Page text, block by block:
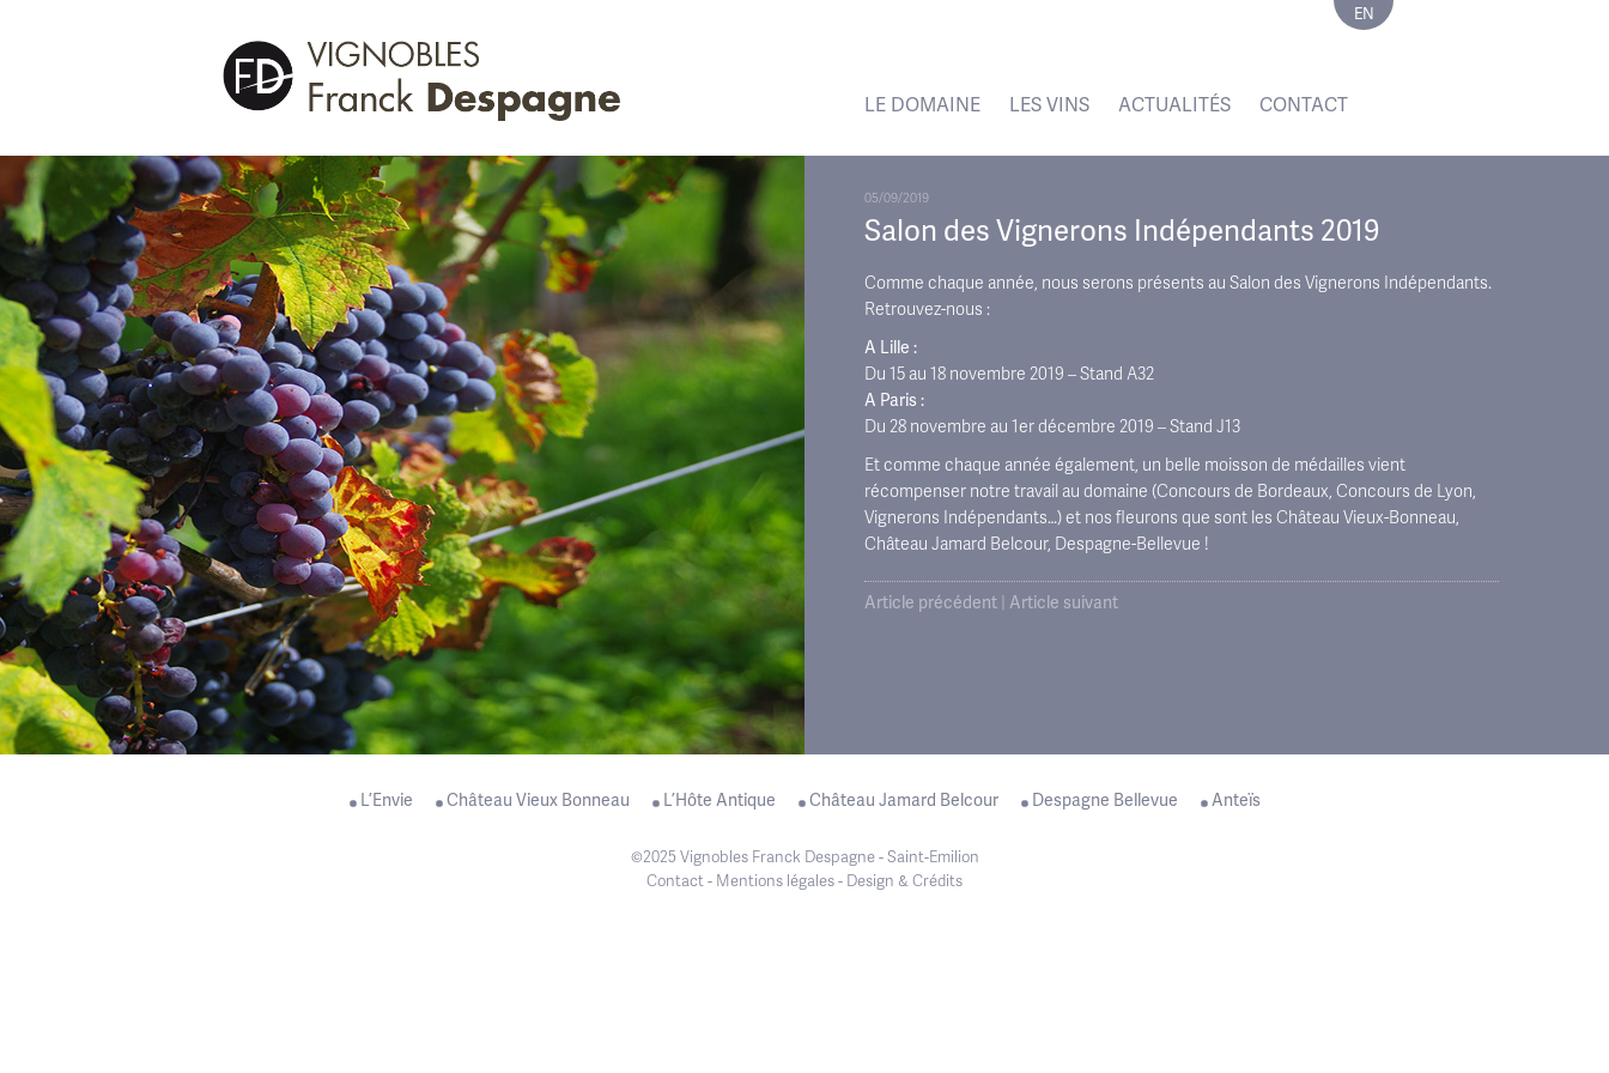
LE DOMAINE LES VINS ACTUALITÉS CONTACT
EN
05/09/2019
Salon des Vignerons Indépendants 2019
Comme chaque année, nous serons présents au Salon des Vignerons Indépendants.
Retrouvez-nous :
A Lille :
Du 15 au 18 novembre 2019 – Stand A32
A Paris :
Du 28 novembre au 1er décembre 2019 – Stand J13
Et comme chaque année également, un belle moisson de médailles vient
récompenser notre travail au domaine (Concours de Bordeaux, Concours de Lyon,
Vignerons Indépendants…) et nos fleurons que sont les Château Vieux-Bonneau,
Château Jamard Belcour, Despagne-Bellevue !
Article précédent | Article suivant
L’Envie Château Vieux Bonneau L’Hôte Antique Château Jamard Belcour Despagne Bellevue Anteïs
©2025 Vignobles Franck Despagne - Saint-Emilion
Contact- Mentions légales- Design & Crédits